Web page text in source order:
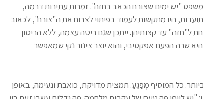
"יש ימים שצורח הכאב בחזה". זמרות עתירות דרמה,
היו מתקשות לעמוד בפיתוי לצרוח את ה"צורח", לכאוב
עד קצותיהן. ייתכן שגם ריטה עצמה, ללא הריסון
שרה הפעם אפקטיבי, והוא יוצר צינור נקי שמאפשר
כל המוסיף מְפַגֵעַ. תמצית מדויקת, כואבת ונעימה, באופן